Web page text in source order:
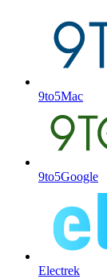
9to5Mac
9to5Google
Electrek